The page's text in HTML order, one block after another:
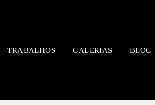
TRABALHOS GALERIAS BLOG